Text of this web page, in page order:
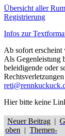
Übersicht aller
Registrierung
Infos zur
Ab sofort erscheint
Als Gegenleistung
beleidigende oder
Hier bitte keine
Neuer Beitrag |
oben | Themen-